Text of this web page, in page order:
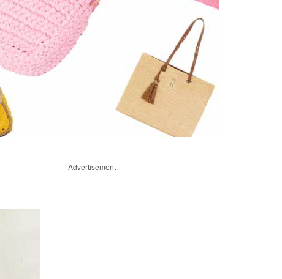
Advertisement